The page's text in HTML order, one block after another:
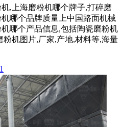
,上海磨粉机哪个牌子,打碎磨
哪个品牌质量上中国路面机械
哪个产品信息,包括陶瓷磨粉机
粉机图片,厂家,产地,材料等,海量